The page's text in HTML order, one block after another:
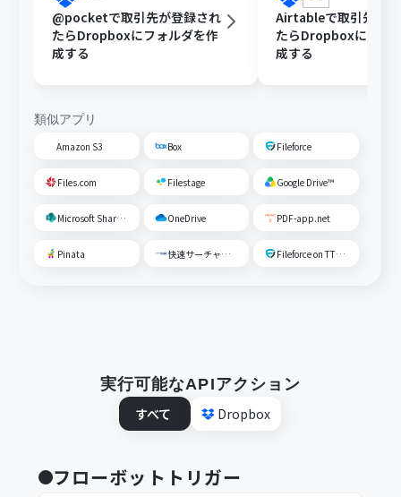
@pocketで取引先が登録され
たらDropboxにフォルダを作
成する
Airtableで取引先が
たらDropboxにフォ
成する
類似アプリ
Amazon S3 Box Fileforce
Files.com Filestage Google Drive™
Microsoft SharePoint OneDrive PDF-app.net
Pinata 快速サーチャーGX Fileforce on TTS Cloud
実行可能なAPIアクション
すべて
Dropbox
フローボットトリガー